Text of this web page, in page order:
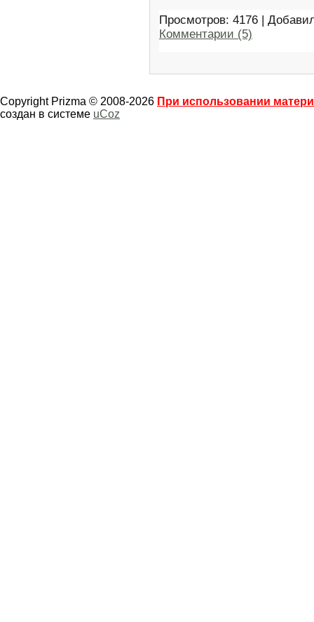
Просмотров: 4176 |
Комментарии (5)
Copyright Prizma © 2008-2026 При использовании
создан в системе uCoz